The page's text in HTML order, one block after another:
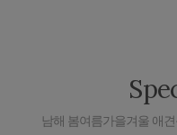
남해 봄여름가을겨울 애